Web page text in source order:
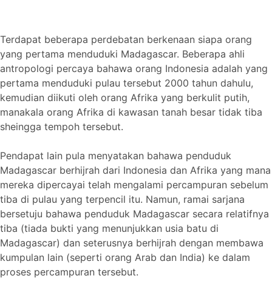
Terdapat beberapa perdebatan berkenaan siapa orang
yang pertama menduduki Madagascar. Beberapa ahli
antropologi percaya bahawa orang Indonesia adalah yang
pertama menduduki pulau tersebut 2000 tahun dahulu,
kemudian diikuti oleh orang Afrika yang berkulit putih,
manakala orang Afrika di kawasan tanah besar tidak tiba
sheingga tempoh tersebut.
Pendapat lain pula menyatakan bahawa penduduk
Madagascar berhijrah dari Indonesia dan Afrika yang mana
mereka dipercayai telah mengalami percampuran sebelum
tiba di pulau yang terpencil itu. Namun, ramai sarjana
bersetuju bahawa penduduk Madagascar secara relatifnya
tiba (tiada bukti yang menunjukkan usia batu di
Madagascar) dan seterusnya berhijrah dengan membawa
kumpulan lain (seperti orang Arab dan India) ke dalam
proses percampuran tersebut.